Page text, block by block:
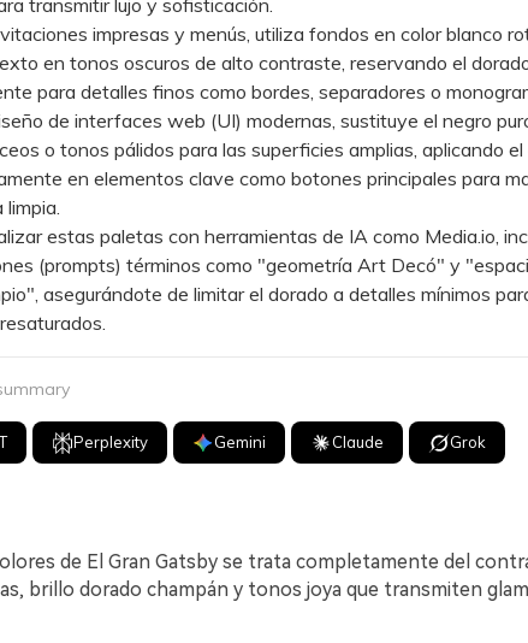
transmitir lujo y sofisticación.
impresas y menús, utiliza fondos en color blanco
en tonos oscuros de alto contraste, reservando el
para detalles finos como bordes, separadores o
de interfaces web (UI) modernas, sustituye el negro
o tonos pálidos para las superficies amplias, aplicando
en elementos clave como botones principales para
estas paletas con herramientas de IA como Media.io,
(prompts) términos como "geometría Art Decó" y
asegurándote de limitar el dorado a detalles mínimos
Perplexity Gemini Claude Grok
de El Gran Gatsby se trata completamente del
brillo dorado champán y tonos joya que transmiten